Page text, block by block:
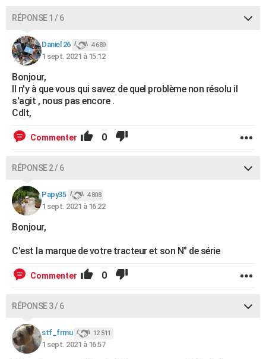
Dictionnaire
Biographies
Citations
Expressions
Proverbes
PROGRAMME TV
COPAINS D'AVANT
S'inscrire
Se connecter
Lycées
Collèges
Primaires
Universités
Entreprises
Service militaire
Avis de recherche
FORUM
Bricolage
Lifestyle
Culture
Sport
Auto
Television
Voyage
Cinema
RÉPONSE 1 / 6
Daniel 26 4 689
1 sept. 2021 à 15:12
Bonjour,
Il n'y à que vous qui savez de quel problème non résolu il
s'agit , nous pas encore .
Cdlt,
Commenter 0
RÉPONSE 2 / 6
Papy35 4 808
1 sept. 2021 à 16:22
Bonjour,
C'est la marque de votre tracteur et son N° de série
Commenter 0
RÉPONSE 3 / 6
stf_frmu 12 511
1 sept. 2021 à 16:57